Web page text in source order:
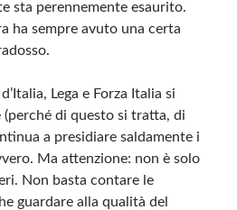
sta perennemente esaurito.
ha sempre avuto una certa
Lega e Forza Italia si
di questo si tratta, di
a presidiare saldamente i
Ma attenzione: non è solo
Non basta contare le
guardare alla qualità del